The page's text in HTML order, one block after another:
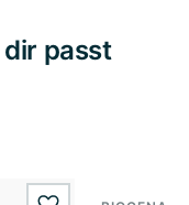
passt